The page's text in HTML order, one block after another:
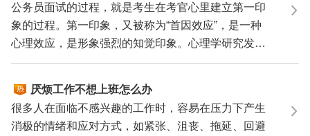
象开始
公务员面试的过程，就是考生在考官心里建立第一印
象的过程。第一印象，又被称为“首因效应”，是一种
心理效应，是形象强烈的知觉印象。心理学研究发
现，与一...
厌烦工作不想上班怎么办
很多人在面临不感兴趣的工作时，容易在压力下产生
消极的情绪和应对方式，如紧张、沮丧、拖延、回避